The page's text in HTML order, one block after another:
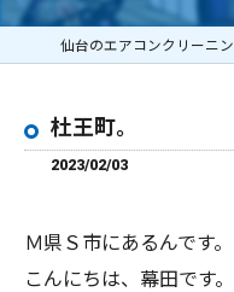
杜王町。
2023/02/03
Ｍ県Ｓ市にあるんです。
こんにちは、幕田です。